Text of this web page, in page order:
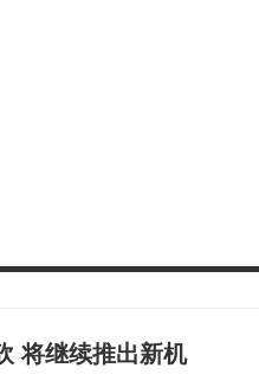
将继续推出新机